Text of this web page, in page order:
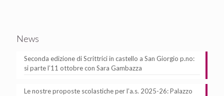
News
Seconda edizione di Scrittrici in castello a San Giorgio p.no:
si parte l’11 ottobre con Sara Gambazza
Le nostre proposte scolastiche per l’a.s. 2025-26: Palazzo